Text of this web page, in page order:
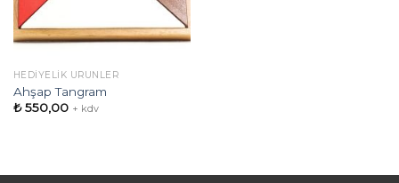
HEDIYELIK ÜRÜNLER
Ahşap Tangram
₺550,00 + kdv